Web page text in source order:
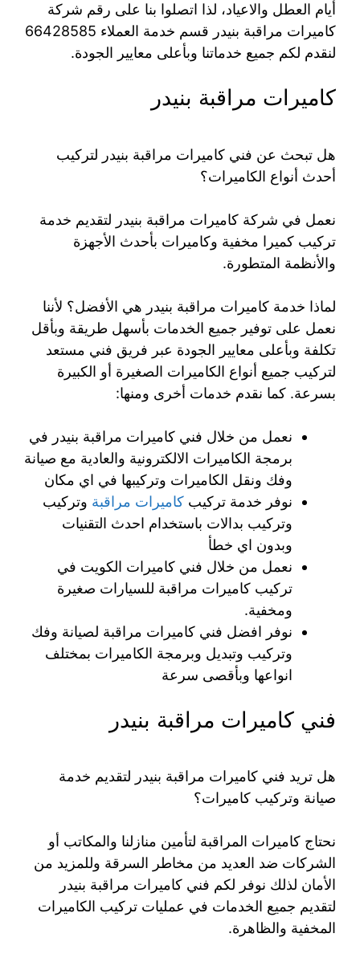
أيام العطل والاعياد، لذا اتصلوا بنا على رقم شركة
كاميرات مراقبة بنيدر قسم خدمة العملاء 66428585
لنقدم لكم جميع خدماتنا وبأعلى معايير الجودة.
كاميرات مراقبة بنيدر
هل تبحث عن فني كاميرات مراقبة بنيدر لتركيب
أحدث أنواع الكاميرات؟
نعمل في شركة كاميرات مراقبة بنيدر لتقديم خدمة
تركيب كميرا مخفية وكاميرات بأحدث الأجهزة
والأنظمة المتطورة.
لماذا خدمة كاميرات مراقبة بنيدر هي الأفضل؟ لأننا
نعمل على توفير جميع الخدمات بأسهل طريقة وبأقل
تكلفة وبأعلى معايير الجودة عبر فريق فني مستعد
لتركيب جميع أنواع الكاميرات الصغيرة أو الكبيرة
بسرعة. كما نقدم خدمات أخرى ومنها:
نعمل من خلال فني كاميرات مراقبة بنيدر في
برمجة الكاميرات الالكترونية والعادية مع صيانة
وفك ونقل الكاميرات وتركيبها في اي مكان
نوفر خدمة تركيب كاميرات مراقبة وتركيب
وتركيب بدالات باستخدام احدث التقنيات
وبدون اي خطأ
نعمل من خلال فني كاميرات الكويت في
تركيب كاميرات مراقبة للسيارات صغيرة
ومخفية.
نوفر افضل فني كاميرات مراقبة لصيانة وفك
وتركيب وتبديل وبرمجة الكاميرات بمختلف
انواعها وبأقصى سرعة
فني كاميرات مراقبة بنيدر
هل تريد فني كاميرات مراقبة بنيدر لتقديم خدمة
صيانة وتركيب كاميرات؟
نحتاج كاميرات المراقبة لتأمين منازلنا والمكاتب أو
الشركات ضد العديد من مخاطر السرقة وللمزيد من
الأمان لذلك نوفر لكم فني كاميرات مراقبة بنيدر
لتقديم جميع الخدمات في عمليات تركيب الكاميرات
المخفية والظاهرة.